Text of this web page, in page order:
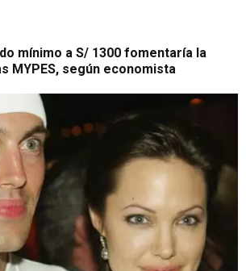
mínimo a S/ 1300 fomentaría la
MYPES, según economista